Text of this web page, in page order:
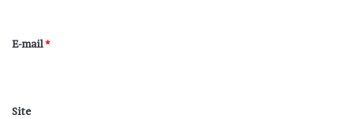
*
E-mail*
Site